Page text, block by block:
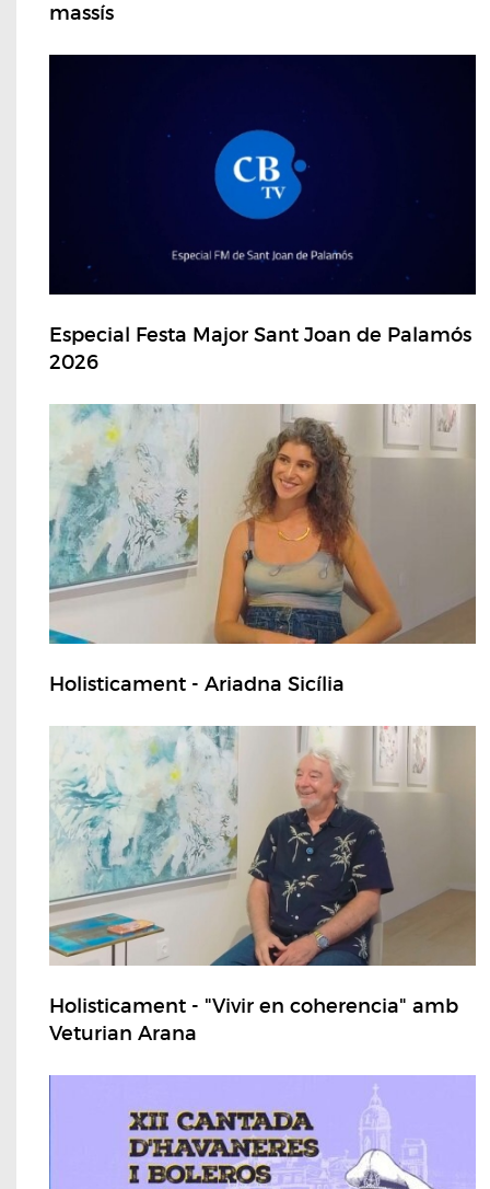
massís
Especial Festa Major Sant Joan de Palamós
2026
Holisticament - Ariadna Sicília
Holisticament - "Vivir en coherencia" amb
Veturian Arana